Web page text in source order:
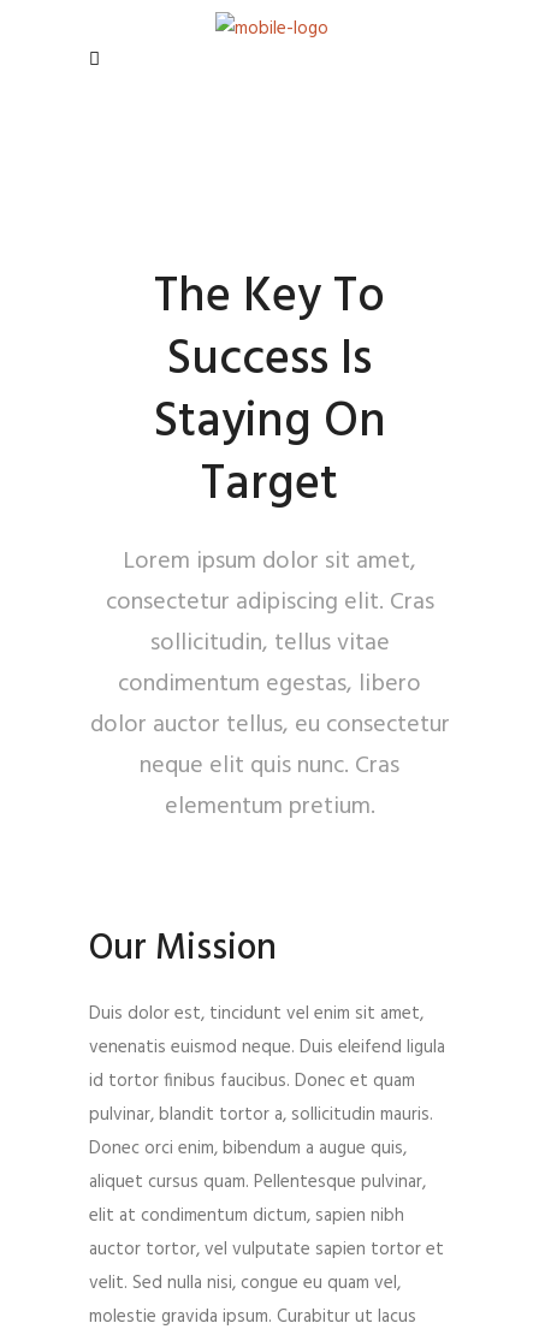
The Key To
Success Is
Staying On
Target
Lorem ipsum dolor sit amet,
consectetur adipiscing elit. Cras
sollicitudin, tellus vitae
condimentum egestas, libero
dolor auctor tellus, eu consectetur
neque elit quis nunc. Cras
elementum pretium.
Our Mission
Duis dolor est, tincidunt vel enim sit amet,
venenatis euismod neque. Duis eleifend ligula
id tortor finibus faucibus. Donec et quam
pulvinar, blandit tortor a, sollicitudin mauris.
Donec orci enim, bibendum a augue quis,
aliquet cursus quam. Pellentesque pulvinar,
elit at condimentum dictum, sapien nibh
auctor tortor, vel vulputate sapien tortor et
velit. Sed nulla nisi, congue eu quam vel,
molestie gravida ipsum. Curabitur ut lacus